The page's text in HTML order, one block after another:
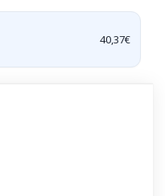
40,37€